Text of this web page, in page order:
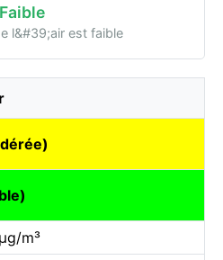
Faible
l&#39;air est faible
m³